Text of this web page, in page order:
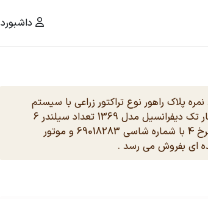
داشبورد
پلاک راهور نوع تراکتور زراعی با سیستم
رومانی تیپ 65 اسب بخار تک ديفرانسيل مدل 1369 تعداد سیلندر 6
دیزلی سوخت تعداد 2 چرخ 4 با شماره شاسی 69018283 و موتور